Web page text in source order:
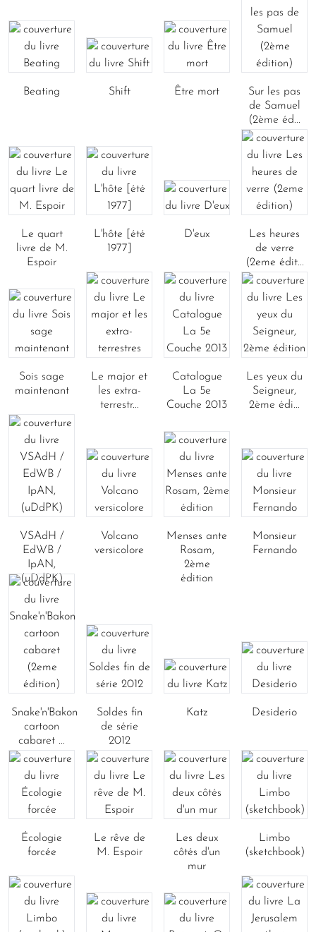
Beating Shift Être mort
Sur les pas
de Samuel
(2ème éd...
Le quart
livre de M.
Espoir
L'hôte [été
1977]
D'eux
Les heures
de verre
(2eme édit...
Sois sage
maintenant
Le major et
les extra-
terrestr...
Catalogue
La 5e
Couche 2013
Les yeux du
Seigneur,
2ème édi...
VSAdH /
EdWB /
IpAN,
(uDdPK)
Volcano
versicolore
Menses ante
Rosam,
2ème
édition
Monsieur
Fernando
Snake'n'Bakon
cartoon
cabaret ...
Soldes fin
de série
2012
Katz Desiderio
Écologie
forcée
Le rêve de
M. Espoir
Les deux
côtés d'un
mur
Limbo
(sketchbook)